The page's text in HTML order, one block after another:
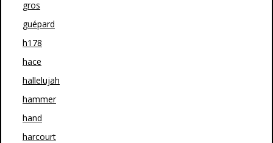
gros
guépard
h178
hace
hallelujah
hammer
hand
harcourt